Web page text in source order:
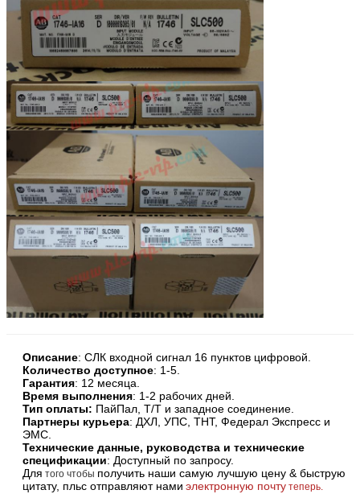
Описание: СЛК входной сигнал 16 пунктов цифровой.
Количество доступное: 1-5.
Гарантия: 12 месяца.
Время выполнения: 1-2 рабочих дней.
Тип оплаты: ПайПал, Т/Т и западное соединение.
Партнеры курьера: ДХЛ, УПС, ТНТ, Федерал Экспресс и
ЭМС.
Технические данные, руководства и технические
спецификации: Доступный по запросу.
Для того чтобы получить наши самую лучшую цену & быструю
цитату, пльс отправляют нами электронную почту теперь.